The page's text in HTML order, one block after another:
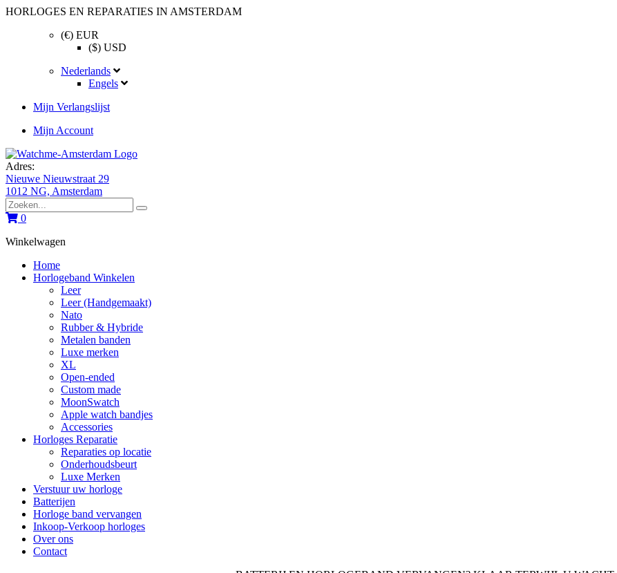
HORLOGES EN REPARATIES IN AMSTERDAM
(€) EUR
($) USD
Nederlands
Engels
Mijn Verlangslijst
Mijn Account
Adres:
Nieuwe Nieuwstraat 29
1012 NG, Amsterdam
0
Winkelwagen
Home
Horlogeband Winkelen
Leer
Leer (Handgemaakt)
Nato
Rubber & Hybride
Metalen banden
Luxe merken
XL
Open-ended
Custom made
MoonSwatch
Apple watch bandjes
Accessories
Horloges Reparatie
Reparaties op locatie
Onderhoudsbeurt
Luxe Merken
Verstuur uw horloge
Batterijen
Horloge band vervangen
Inkoop-Verkoop horloges
Over ons
Contact